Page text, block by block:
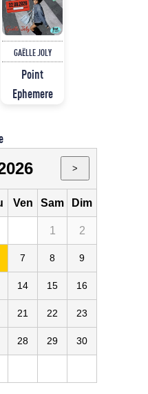
GAËLLE JOLY
Point
Ephemere
>
Ven Sam Dim
1 2
7 8 9
14 15 16
21 22 23
28 29 30